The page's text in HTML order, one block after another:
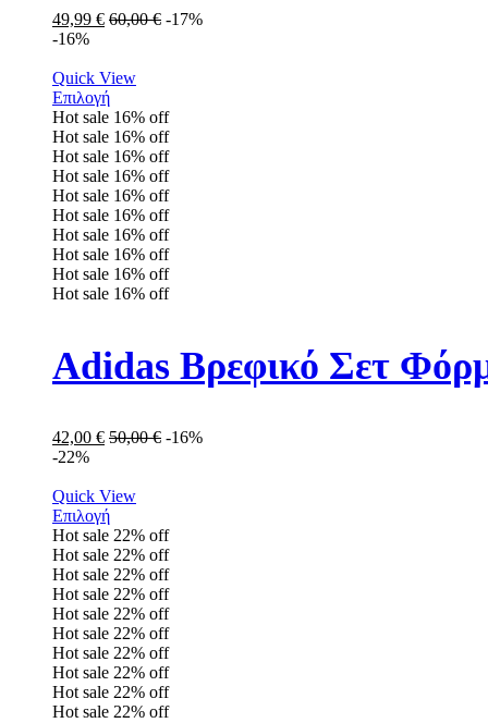
49,99 € 60,00€ -17%
-16%
Quick View
Επιλογή
Hot sale 16% off
Hot sale 16% off
Hot sale 16% off
Hot sale 16% off
Hot sale 16% off
Hot sale 16% off
Hot sale 16% off
Hot sale 16% off
Hot sale 16% off
Hot sale 16% off
Adidas Βρεφικό Σετ
42,00 € 50,00€ -16%
-22%
Quick View
Επιλογή
Hot sale 22% off
Hot sale 22% off
Hot sale 22% off
Hot sale 22% off
Hot sale 22% off
Hot sale 22% off
Hot sale 22% off
Hot sale 22% off
Hot sale 22% off
Hot sale 22% off